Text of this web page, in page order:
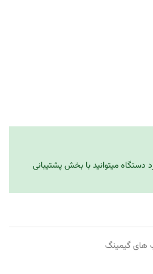
دستگاه میتوانید با بخش پشتیبانی
های گیمینگ